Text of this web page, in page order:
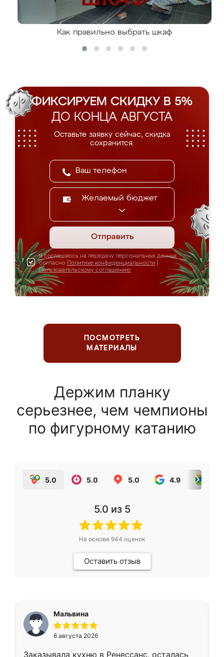
Как правильно выбрать шкаф
ФИКСИРУЕМ СКИДКУ В 5%
ДО КОНЦА АВГУСТА
Оставьте заявку сейчас, скидка
сохранится.
Желаемый бюджет
Отправить
Я соглашаюсь на передачу персональных данных
согласно Политике конфиденциальности
Пользовательскому соглашению
ПОСМОТРЕТЬ
МАТЕРИАЛЫ
Держим планку
серьезнее, чем чемпионы
по фигурному катанию
5.0 5.0 5.0 4.9
5.0 из 5
На основе 944 оценок
Оставить отзыв
Мальвина
6 августа 2026
Заказывала кухню в Ренессанс, осталась